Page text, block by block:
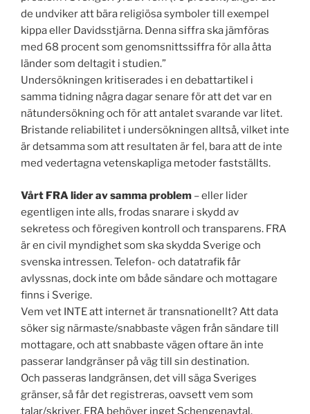
de undviker att bära religiösa symboler till exempel
kippa eller Davidsstjärna. Denna siffra ska jämföras
med 68 procent som genomsnittssiffra för alla åtta
länder som deltagit i studien.”
Undersökningen kritiserades i en debattartikel i
samma tidning några dagar senare för att det var en
nätundersökning och för att antalet svarande var litet.
Bristande reliabilitet i undersökningen alltså, vilket inte
är detsamma som att resultaten är fel, bara att de inte
med vedertagna vetenskapliga metoder fastställts.
Vårt FRA lider av samma problem – eller lider
egentligen inte alls, frodas snarare i skydd av
sekretess och föregiven kontroll och transparens. FRA
är en civil myndighet som ska skydda Sverige och
svenska intressen. Telefon- och datatrafik får
avlyssnas, dock inte om både sändare och mottagare
finns i Sverige.
Vem vet INTE att internet är transnationellt? Att data
söker sig närmaste/snabbaste vägen från sändare till
mottagare, och att snabbaste vägen oftare än inte
passerar landgränser på väg till sin destination.
Och passeras landgränsen, det vill säga Sveriges
gränser, så får det registreras, oavsett vem som
talar/skriver. FRA behöver inget Schengenavtal.